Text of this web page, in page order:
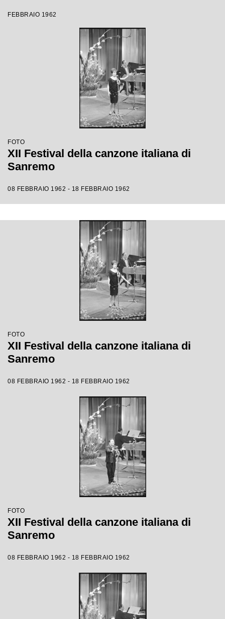
FEBBRAIO 1962
FOTO
XII Festival della canzone italiana di
Sanremo
08 FEBBRAIO 1962 - 18 FEBBRAIO 1962
FOTO
XII Festival della canzone italiana di
Sanremo
08 FEBBRAIO 1962 - 18 FEBBRAIO 1962
FOTO
XII Festival della canzone italiana di
Sanremo
08 FEBBRAIO 1962 - 18 FEBBRAIO 1962